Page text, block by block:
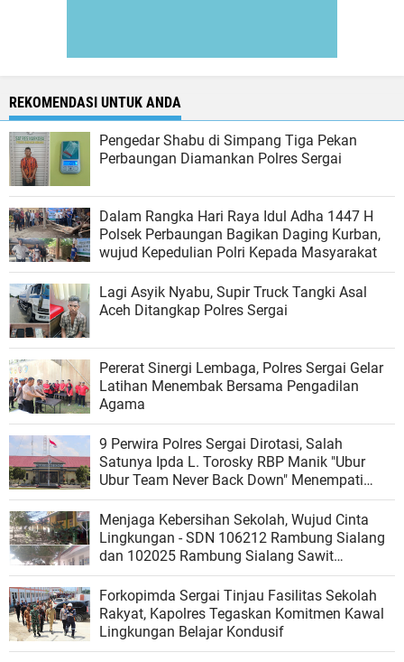
REKOMENDASI UNTUK ANDA
Pengedar Shabu di Simpang Tiga Pekan
Perbaungan Diamankan Polres Sergai
Dalam Rangka Hari Raya Idul Adha 1447 H
Polsek Perbaungan Bagikan Daging Kurban,
wujud Kepedulian Polri Kepada Masyarakat
Lagi Asyik Nyabu, Supir Truck Tangki Asal
Aceh Ditangkap Polres Sergai
Pererat Sinergi Lembaga, Polres Sergai Gelar
Latihan Menembak Bersama Pengadilan
Agama
9 Perwira Polres Sergai Dirotasi, Salah
Satunya Ipda L. Torosky RBP Manik "Ubur
Ubur Team Never Back Down" Menempati
Polsek Dolok Masihul
Menjaga Kebersihan Sekolah, Wujud Cinta
Lingkungan - SDN 106212 Rambung Sialang
dan 102025 Rambung Sialang Sawit
Kecamatan Sei Rampah
Forkopimda Sergai Tinjau Fasilitas Sekolah
Rakyat, Kapolres Tegaskan Komitmen Kawal
Lingkungan Belajar Kondusif